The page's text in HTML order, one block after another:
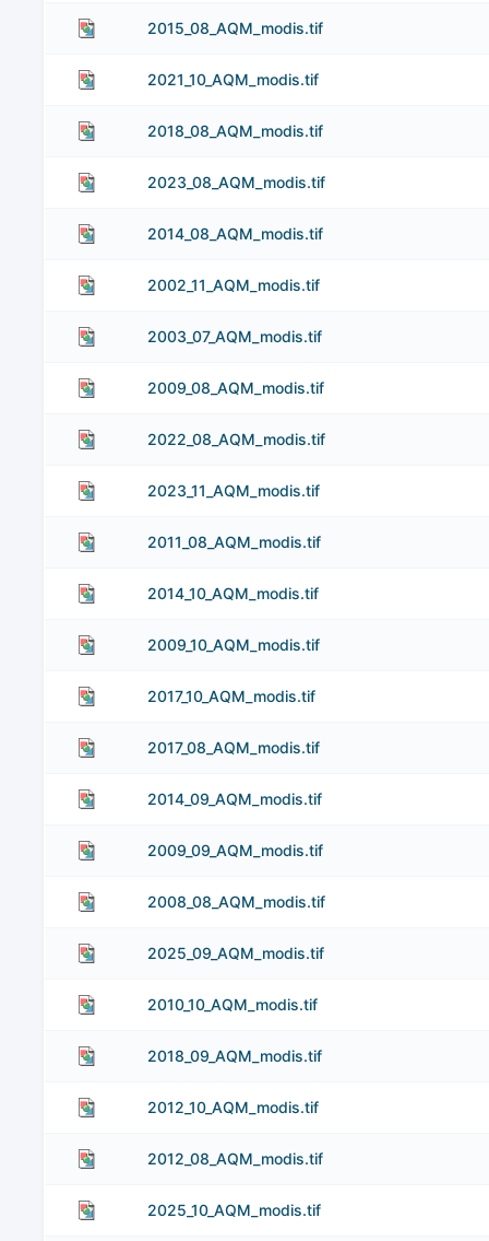
2015_08_AQM_modis.tif
2021_10_AQM_modis.tif
2018_08_AQM_modis.tif
2023_08_AQM_modis.tif
2014_08_AQM_modis.tif
2002_11_AQM_modis.tif
2003_07_AQM_modis.tif
2009_08_AQM_modis.tif
2022_08_AQM_modis.tif
2023_11_AQM_modis.tif
2011_08_AQM_modis.tif
2014_10_AQM_modis.tif
2009_10_AQM_modis.tif
2017_10_AQM_modis.tif
2017_08_AQM_modis.tif
2014_09_AQM_modis.tif
2009_09_AQM_modis.tif
2008_08_AQM_modis.tif
2025_09_AQM_modis.tif
2010_10_AQM_modis.tif
2018_09_AQM_modis.tif
2012_10_AQM_modis.tif
2012_08_AQM_modis.tif
2025_10_AQM_modis.tif